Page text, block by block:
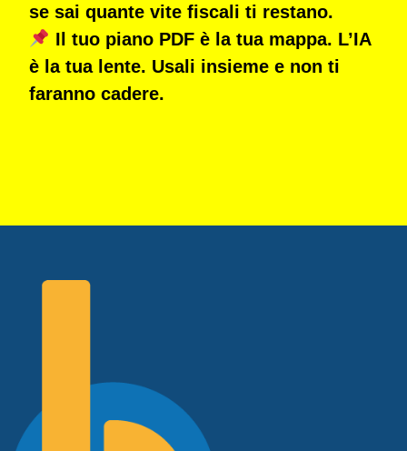
se sai quante vite fiscali ti restano.
Il tuo piano PDF è la tua mappa. L’IA
è la tua lente. Usali insieme e non ti
faranno cadere.